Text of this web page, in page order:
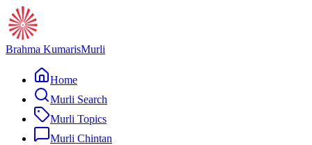
Brahma KumarisMurli
Home
Murli Search
Murli Topics
Murli Chintan